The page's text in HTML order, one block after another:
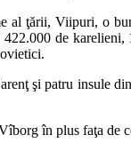
ţării, Viipuri, o
de
şi patru
în plus faţa de